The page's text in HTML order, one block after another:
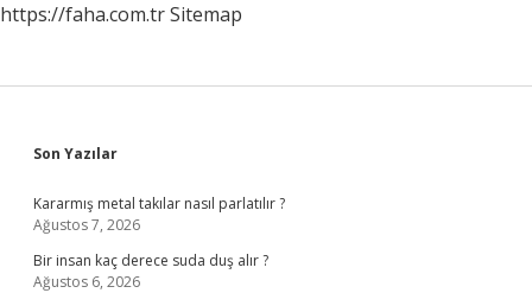
https://faha.com.trSitemap
Sidebar
Son Yazılar
Kararmış metal takılar nasıl parlatılır ?
Ağustos 7, 2026
Bir insan kaç derece suda duş alır ?
Ağustos 6, 2026